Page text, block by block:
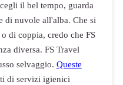
il bel tempo, guarda
di nuvole all'alba. Che si
di coppia, credo che FS
diversa. FS Travel
selvaggio. Queste
di servizi igienici